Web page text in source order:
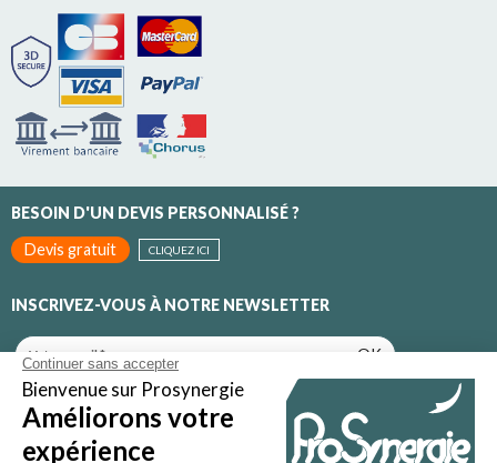
BESOIN D'UN DEVIS PERSONNALISÉ ?
Devis gratuit
CLIQUEZ ICI
INSCRIVEZ-VOUS À NOTRE NEWSLETTER
OK
Inscrivez-vous pour recevoir toutes nos promotions et nos
actualités